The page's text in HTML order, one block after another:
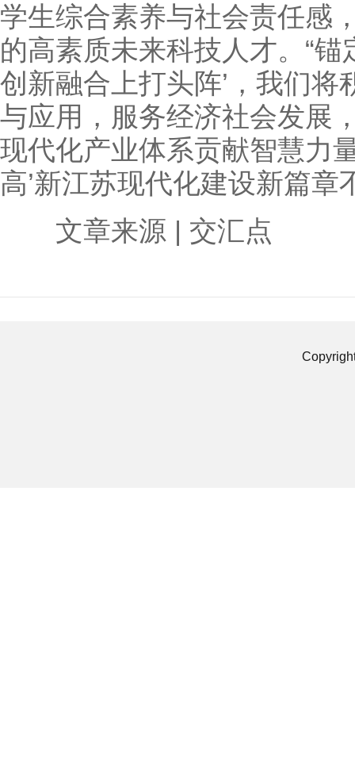
学生综合素养与社会责任感
的高素质未来科技人才。“锚
创新融合上打头阵’，我们
与应用，服务经济社会发展
现代化产业体系贡献智慧力
高’新江苏现代化建设新篇章
文章来源 | 交汇点